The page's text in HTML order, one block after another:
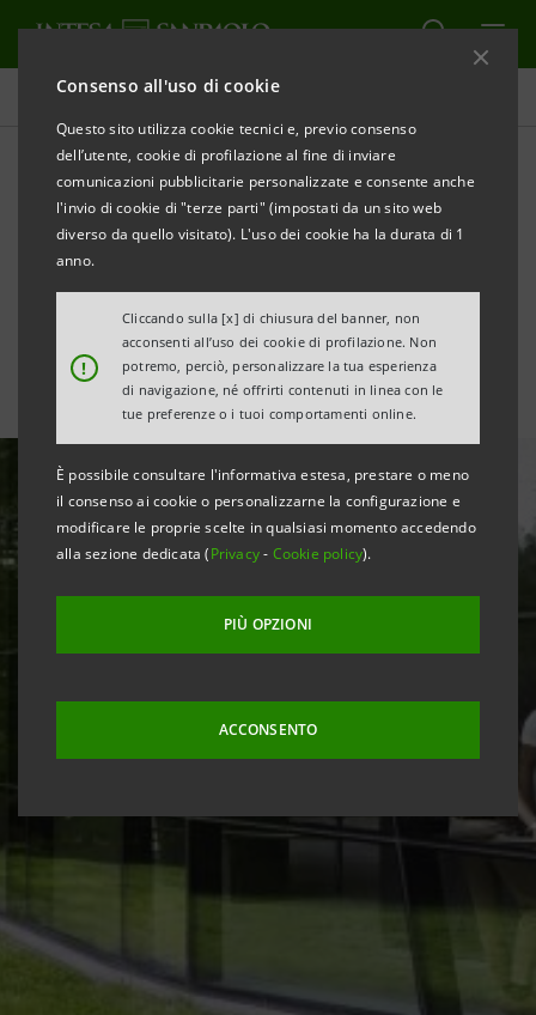
Consenso all'uso di cookie
Questo sito utilizza cookie tecnici e, previo consenso
dell’utente, cookie di profilazione al fine di inviare
comunicazioni pubblicitarie personalizzate e consente anche
l'invio di cookie di "terze parti" (impostati da un sito web
diverso da quello visitato). L'uso dei cookie ha la durata di 1
anno.
!
Cliccando sulla [x] di chiusura del banner, non
acconsenti all’uso dei cookie di profilazione. Non
potremo, perciò, personalizzare la tua esperienza
di navigazione, né offrirti contenuti in linea con le
tue preferenze o i tuoi comportamenti online.
È possibile consultare l'informativa estesa, prestare o meno
il consenso ai cookie o personalizzarne la configurazione e
modificare le proprie scelte in qualsiasi momento accedendo
alla sezione dedicata (Privacy- Cookie policy).
PIÙ OPZIONI
ACCONSENTO
Ultime notizie e approfondimenti
"Leadership band” 2021 del
questionario Climate
Change di CDP